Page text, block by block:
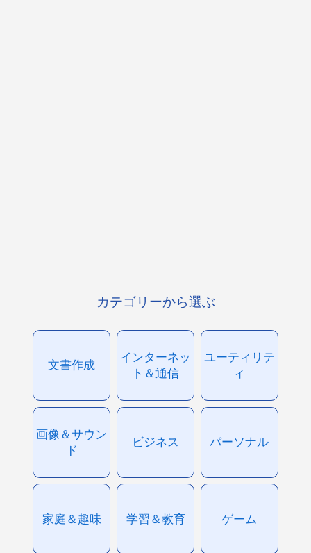
カテゴリーから選ぶ
文書作成
インターネッ
ト＆通信
ユーティリテ
ィ
画像＆サウン
ド
ビジネス パーソナル
家庭＆趣味 学習＆教育 ゲーム